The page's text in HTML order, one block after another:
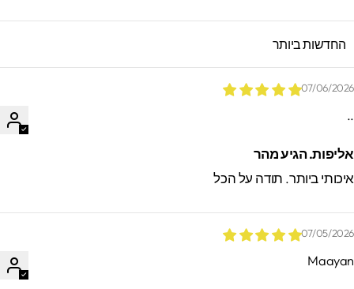
SORT
07/06/
הגיע מהר
ביותר. תודה על הכל
07/05/